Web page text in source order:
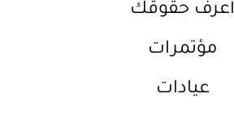
أعرف حقوقك
مؤتمرات
عيادات